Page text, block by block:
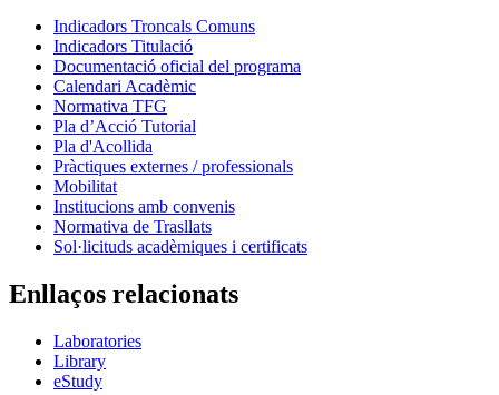
Indicadors Troncals Comuns
Indicadors Titulació
Documentació oficial del programa
Calendari Acadèmic
Normativa TFG
Pla d’Acció Tutorial
Pla d'Acollida
Pràctiques externes / professionals
Mobilitat
Institucions amb convenis
Normativa de Trasllats
Sol·licituds acadèmiques i certificats
Enllaços relacionats
Laboratories
Library
eStudy